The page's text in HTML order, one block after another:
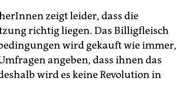
zeigt leider, dass die
richtig liegen. Das Billigfleisch
wird gekauft wie immer,
angeben, dass ihnen das
wird es keine Revolution in